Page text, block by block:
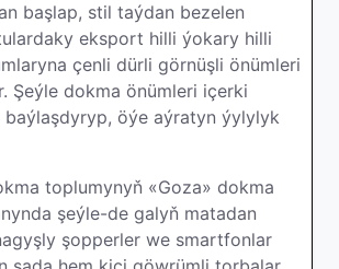
başlap, stil taýdan bezelen
eksport hilli ýokary hilli
çenli dürli görnüşli önümleri
Şeýle dokma önümleri içerki
baýlaşdyryp, öýe aýratyn ýylylyk
toplumynyň «Goza» dokma
şeýle-de galyň matadan
şopperler we smartfonlar